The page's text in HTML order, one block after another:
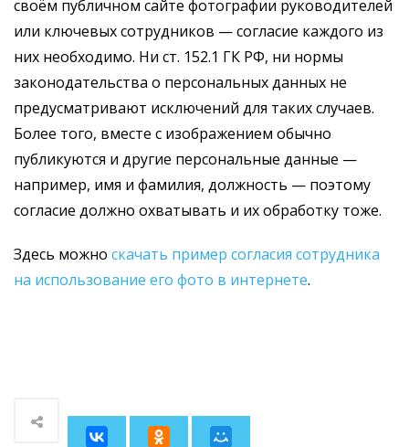
своём публичном сайте фотографии руководителей
или ключевых сотрудников — согласие каждого из
них необходимо. Ни ст. 152.1 ГК РФ, ни нормы
законодательства о персональных данных не
предусматривают исключений для таких случаев.
Более того, вместе с изображением обычно
публикуются и другие персональные данные —
например, имя и фамилия, должность — поэтому
согласие должно охватывать и их обработку тоже.
Здесь можно скачать пример согласия сотрудника
на использование его фото в интернете.